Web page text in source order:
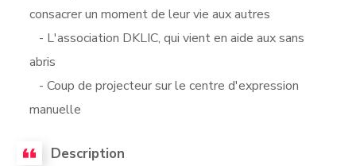
consacrer un moment de leur vie aux autres
- L'association DKLIC, qui vient en aide aux sans
abris
- Coup de projecteur sur le centre d'expression
manuelle
Description